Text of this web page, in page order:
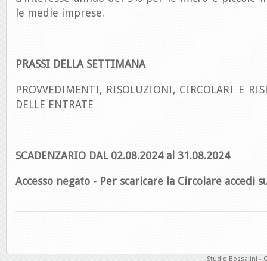
le medie imprese.
PRASSI DELLA SETTIMANA
PROVVEDIMENTI, RISOLUZIONI, CIRCOLARI E
DELLE ENTRATE
SCADENZARIO DAL 02.08.2024 al 31.08.2024
Accesso negato - Per scaricare la Circolare accedi
Studio Bossalini -